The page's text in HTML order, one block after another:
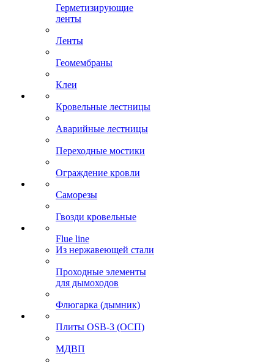
Герметизирующие
ленты
Ленты
Геомембраны
Клеи
Кровельные лестницы
Аварийные лестницы
Переходные мостики
Ограждение кровли
Саморезы
Гвозди кровельные
Flue line
Из нержавеющей стали
Проходные элементы
для дымоходов
Флюгарка (дымник)
Плиты OSB-3 (ОСП)
МДВП